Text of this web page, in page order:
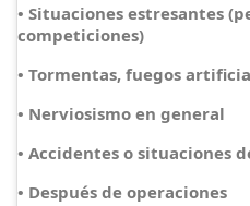
• Situaciones estresantes
competiciones)
• Tormentas, fuegos
• Nerviosismo en general
• Accidentes o situaciones
• Después de operaciones